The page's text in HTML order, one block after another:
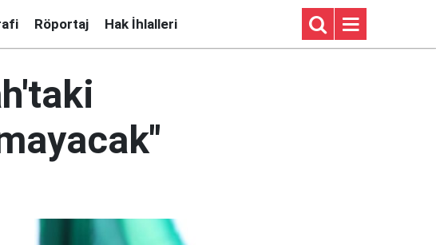
Röportaj Hak İhlalleri